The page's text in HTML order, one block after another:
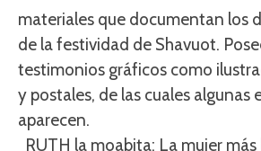
materiales que documentan los
de la festividad de Shavuot.
testimonios gráficos como
y postales, de las cuales algunas
aparecen.
RUTH la moabita: La mujer